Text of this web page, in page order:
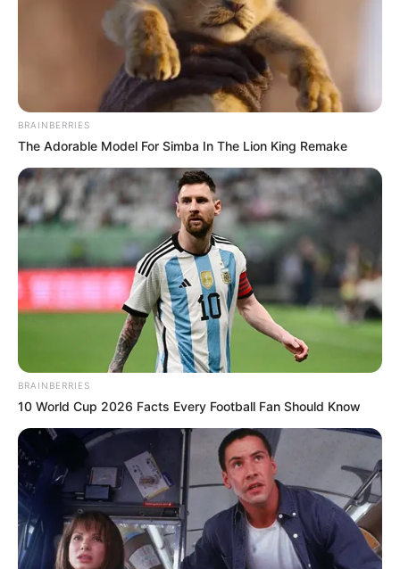
Meet The 6 Legendary Child Actors Who Became
Real Life Criminals
BRAINBERRIES
She Gave Up A Normal Life To Act Like A Horse
BRAINBERRIES
Busting Movie Myths! Common Clichés That Don't
Reflect Reality
BRAINBERRIES
BRAINBERRIES
The Adorable Model For Simba In The Lion King Remake
BRAINBERRIES
10 World Cup 2026 Facts Every Football Fan Should Know